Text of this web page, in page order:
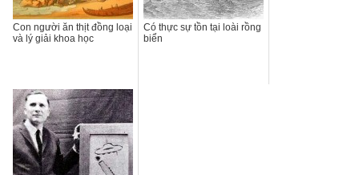
Con người ăn thịt đồng loại
và lý giải khoa học
Có thực sự tồn tại loài rồng
biển